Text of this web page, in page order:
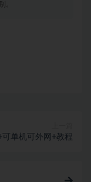
。
单机可外网+教程